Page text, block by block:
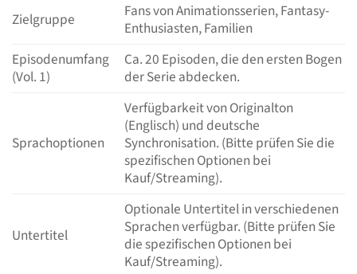
Zielgruppe
Fans von Animationsserien, Fantasy-
Enthusiasten, Familien
Episodenumfang
(Vol. 1)
Ca. 20 Episoden, die den ersten Bogen
der Serie abdecken.
Sprachoptionen
Verfügbarkeit von Originalton
(Englisch) und deutsche
Synchronisation. (Bitte prüfen Sie die
spezifischen Optionen bei
Kauf/Streaming).
Untertitel
Optionale Untertitel in verschiedenen
Sprachen verfügbar. (Bitte prüfen Sie
die spezifischen Optionen bei
Kauf/Streaming).